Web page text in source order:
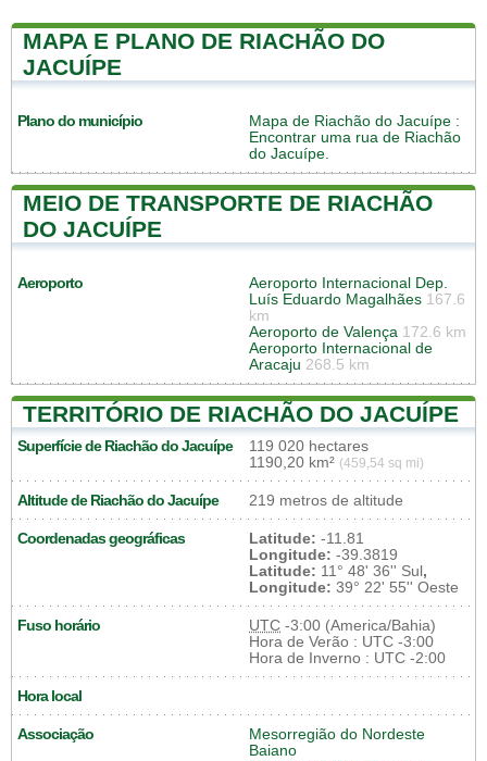
MAPA E PLANO DE RIACHÃO DO
JACUÍPE
Plano do município Mapa de Riachão do Jacuípe :
Encontrar uma rua de Riachão
do Jacuípe.
MEIO DE TRANSPORTE DE RIACHÃO
DO JACUÍPE
Aeroporto
Aeroporto Internacional Dep.
Luís Eduardo Magalhães 167.6
km
Aeroporto de Valença 172.6 km
Aeroporto Internacional de
Aracaju 268.5 km
TERRITÓRIO DE RIACHÃO DO JACUÍPE
Superfície de Riachão do Jacuípe
119 020 hectares
1190,20 km² (459,54 sq mi)
Altitude de Riachão do Jacuípe 219 metros de altitude
Coordenadas geográficas Latitude: -11.81
Longitude: -39.3819
Latitude: 11° 48' 36'' Sul,
Longitude: 39° 22' 55'' Oeste
Fuso horário UTC -3:00 (America/Bahia)
Hora de Verão : UTC -3:00
Hora de Inverno : UTC -2:00
Hora local
Associação
Mesorregião do Nordeste
Baiano